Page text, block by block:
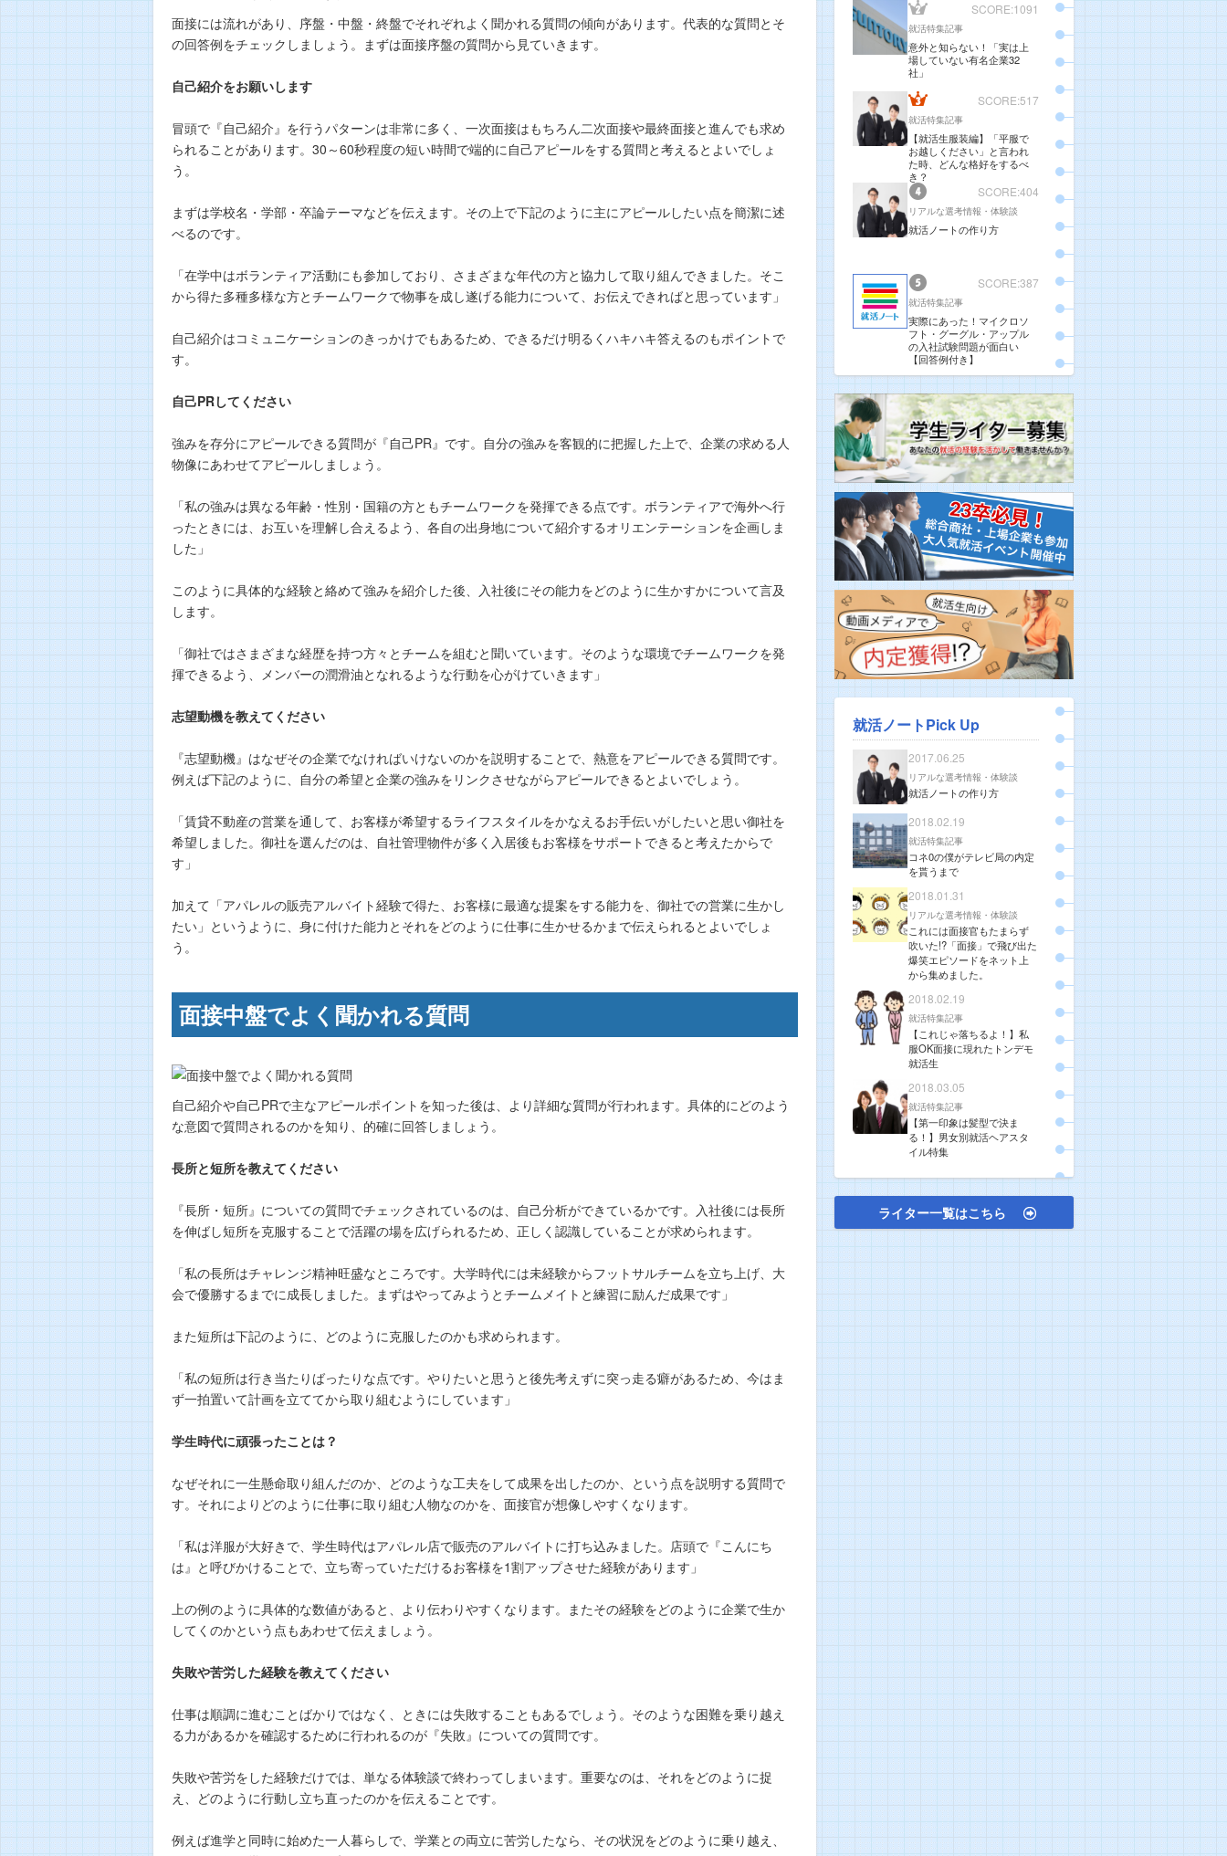
面接には流れがあり、序盤・中盤・終盤でそれぞれよく聞かれる質問の傾向があります。代表的な質問とそ
の回答例をチェックしましょう。まずは面接序盤の質問から見ていきます。
自己紹介をお願いします
冒頭で『自己紹介』を行うパターンは非常に多く、一次面接はもちろん二次面接や最終面接と進んでも求め
られることがあります。30～60秒程度の短い時間で端的に自己アピールをする質問と考えるとよいでしょ
う。
まずは学校名・学部・卒論テーマなどを伝えます。その上で下記のように主にアピールしたい点を簡潔に述
べるのです。
「在学中はボランティア活動にも参加しており、さまざまな年代の方と協力して取り組んできました。そこ
から得た多種多様な方とチームワークで物事を成し遂げる能力について、お伝えできればと思っています」
自己紹介はコミュニケーションのきっかけでもあるため、できるだけ明るくハキハキ答えるのもポイントで
す。
自己PRしてください
強みを存分にアピールできる質問が『自己PR』です。自分の強みを客観的に把握した上で、企業の求める人
物像にあわせてアピールしましょう。
「私の強みは異なる年齢・性別・国籍の方ともチームワークを発揮できる点です。ボランティアで海外へ行
ったときには、お互いを理解し合えるよう、各自の出身地について紹介するオリエンテーションを企画しま
した」
このように具体的な経験と絡めて強みを紹介した後、入社後にその能力をどのように生かすかについて言及
します。
「御社ではさまざまな経歴を持つ方々とチームを組むと聞いています。そのような環境でチームワークを発
揮できるよう、メンバーの潤滑油となれるような行動を心がけていきます」
志望動機を教えてください
『志望動機』はなぜその企業でなければいけないのかを説明することで、熱意をアピールできる質問です。
例えば下記のように、自分の希望と企業の強みをリンクさせながらアピールできるとよいでしょう。
「賃貸不動産の営業を通して、お客様が希望するライフスタイルをかなえるお手伝いがしたいと思い御社を
希望しました。御社を選んだのは、自社管理物件が多く入居後もお客様をサポートできると考えたからで
す」
加えて「アパレルの販売アルバイト経験で得た、お客様に最適な提案をする能力を、御社での営業に生かし
たい」というように、身に付けた能力とそれをどのように仕事に生かせるかまで伝えられるとよいでしょ
う。
面接中盤でよく聞かれる質問
自己紹介や自己PRで主なアピールポイントを知った後は、より詳細な質問が行われます。具体的にどのよう
な意図で質問されるのかを知り、的確に回答しましょう。
長所と短所を教えてください
『長所・短所』についての質問でチェックされているのは、自己分析ができているかです。入社後には長所
を伸ばし短所を克服することで活躍の場を広げられるため、正しく認識していることが求められます。
「私の長所はチャレンジ精神旺盛なところです。大学時代には未経験からフットサルチームを立ち上げ、大
会で優勝するまでに成長しました。まずはやってみようとチームメイトと練習に励んだ成果です」
また短所は下記のように、どのように克服したのかも求められます。
「私の短所は行き当たりばったりな点です。やりたいと思うと後先考えずに突っ走る癖があるため、今はま
ず一拍置いて計画を立ててから取り組むようにしています」
学生時代に頑張ったことは？
なぜそれに一生懸命取り組んだのか、どのような工夫をして成果を出したのか、という点を説明する質問で
す。それによりどのように仕事に取り組む人物なのかを、面接官が想像しやすくなります。
「私は洋服が大好きで、学生時代はアパレル店で販売のアルバイトに打ち込みました。店頭で『こんにち
は』と呼びかけることで、立ち寄っていただけるお客様を1割アップさせた経験があります」
上の例のように具体的な数値があると、より伝わりやすくなります。またその経験をどのように企業で生か
してくのかという点もあわせて伝えましょう。
失敗や苦労した経験を教えてください
仕事は順調に進むことばかりではなく、ときには失敗することもあるでしょう。そのような困難を乗り越え
る力があるかを確認するために行われるのが『失敗』についての質問です。
失敗や苦労をした経験だけでは、単なる体験談で終わってしまいます。重要なのは、それをどのように捉
え、どのように行動し立ち直ったのかを伝えることです。
例えば進学と同時に始めた一人暮らしで、学業との両立に苦労したなら、その状況をどのように乗り越え、
SCORE:1091
就活特集記事
意外と知らない！「実は上
場していない有名企業32
社」
SCORE:517
就活特集記事
【就活生服装編】「平服で
お越しください」と言われ
た時、どんな格好をするべ
き？
SCORE:404
リアルな選考情報・体験談
就活ノートの作り方
SCORE:387
就活特集記事
実際にあった！マイクロソ
フト・グーグル・アップル
の入社試験問題が面白い
【回答例付き】
就活ノートPick Up
2017.06.25
リアルな選考情報・体験談
就活ノートの作り方
2018.02.19
就活特集記事
コネ0の僕がテレビ局の内定
を貰うまで
2018.01.31
リアルな選考情報・体験談
これには面接官もたまらず
吹いた!?「面接」で飛び出た
爆笑エピソードをネット上
から集めました。
2018.02.19
就活特集記事
【これじゃ落ちるよ！】私
服OK面接に現れたトンデモ
就活生
2018.03.05
就活特集記事
【第一印象は髪型で決ま
る！】男女別就活ヘアスタ
イル特集
ライター一覧はこちら